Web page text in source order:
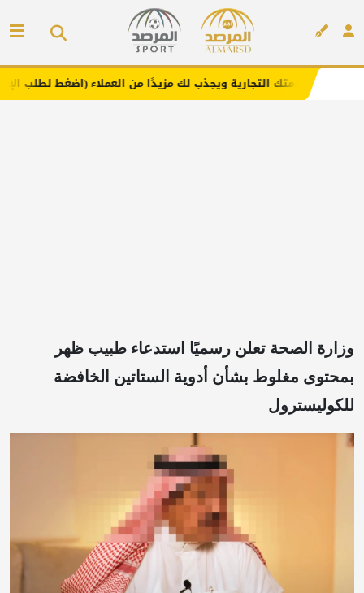
ويجذب لك مزيدًا من العملاء (اضغط لطلب الإعلان)
‏وزارة الصحة تعلن رسميًا استدعاء طبيب ظهر
بمحتوى مغلوط بشأن أدوية الستاتين الخافضة
للكوليسترول